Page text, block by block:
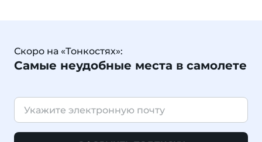
Скоро на «Тонкостях»:
Самые неудобные места в самолете